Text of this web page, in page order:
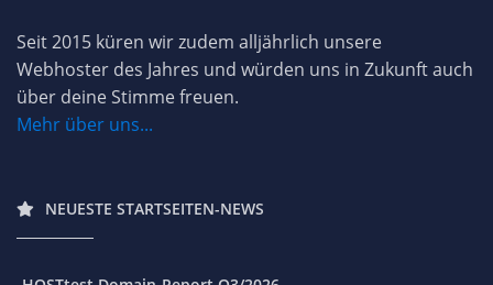
Seit 2015 küren wir zudem alljährlich unsere
Webhoster des Jahres und würden uns in Zukunft auch
über deine Stimme freuen.
Mehr über uns...
NEUESTE STARTSEITEN-NEWS